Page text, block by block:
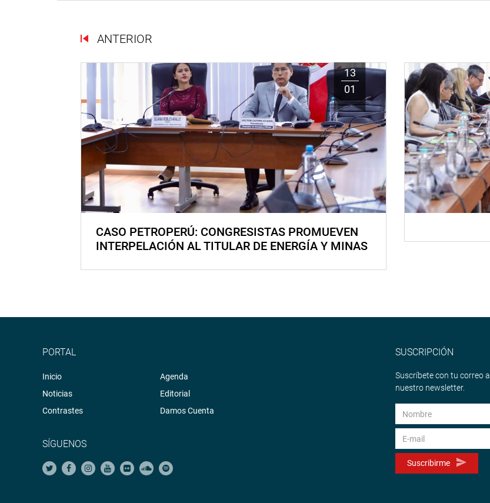
ANTERIOR
13
01
CASO PETROPERÚ: CONGRESISTAS PROMUEVEN
INTERPELACIÓN AL TITULAR DE ENERGÍA Y MINAS
PORTAL
Inicio
Noticias
Contrastes
Agenda
Editorial
Damos Cuenta
SÍGUENOS
SUSCRIPCIÓN
Suscríbete con tu correo a
nuestro newsletter.
Suscribirme